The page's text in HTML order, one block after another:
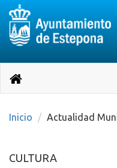
Destino:
Volver
inicio
Inicio Actualidad
CULTURA